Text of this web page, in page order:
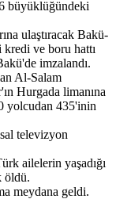
büyüklüğündeki
ulaştıracak Bakü-
ve boru hattı
imzalandı.
Al-Salam
Hurgada limanına
yolcudan 435'inin
televizyon
ailelerin yaşadığı
öldü.
meydana geldi.